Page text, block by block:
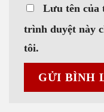
Lưu tên của
trình duyệt này
tôi.